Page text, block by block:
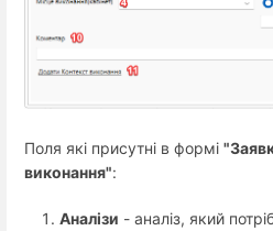
Поля які присутні в формі
виконання":
Аналізи - аналіз, який